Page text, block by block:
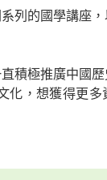
列的國學講座
積極推廣中國
化，想獲得更多